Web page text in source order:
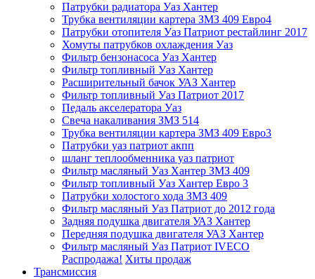
Патрубки радиатора Уаз Хантер
Трубка вентиляции картера ЗМЗ 409 Евро4
Патрубки отопителя Уаз Патриот рестайлинг 2017
Хомуты патрубков охлаждения Уаз
Фильтр бензонасоса Уаз Хантер
Фильтр топливный Уаз Хантер
Расширительный бачок УАЗ Хантер
Фильтр топливный Уаз Патриот 2017
Педаль акселератора Уаз
Свеча накаливания ЗМЗ 514
Трубка вентиляции картера ЗМЗ 409 Евро3
Патрубки уаз патриот акпп
шланг теплообменника уаз патриот
Фильтр масляный Уаз Хантер ЗМЗ 409
Фильтр топливный Уаз Хантер Евро 3
Патрубки холостого хода ЗМЗ 409
Фильтр масляный Уаз Патриот до 2012 года
Задняя подушка двигателя УАЗ Хантер
Передняя подушка двигателя УАЗ Хантер
Фильтр масляный Уаз Патриот IVECO
Распродажа! Хиты продаж
Трансмиссия